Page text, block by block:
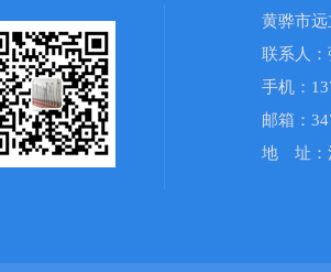
黄骅市
联系人
手机：
邮箱：
地 址：